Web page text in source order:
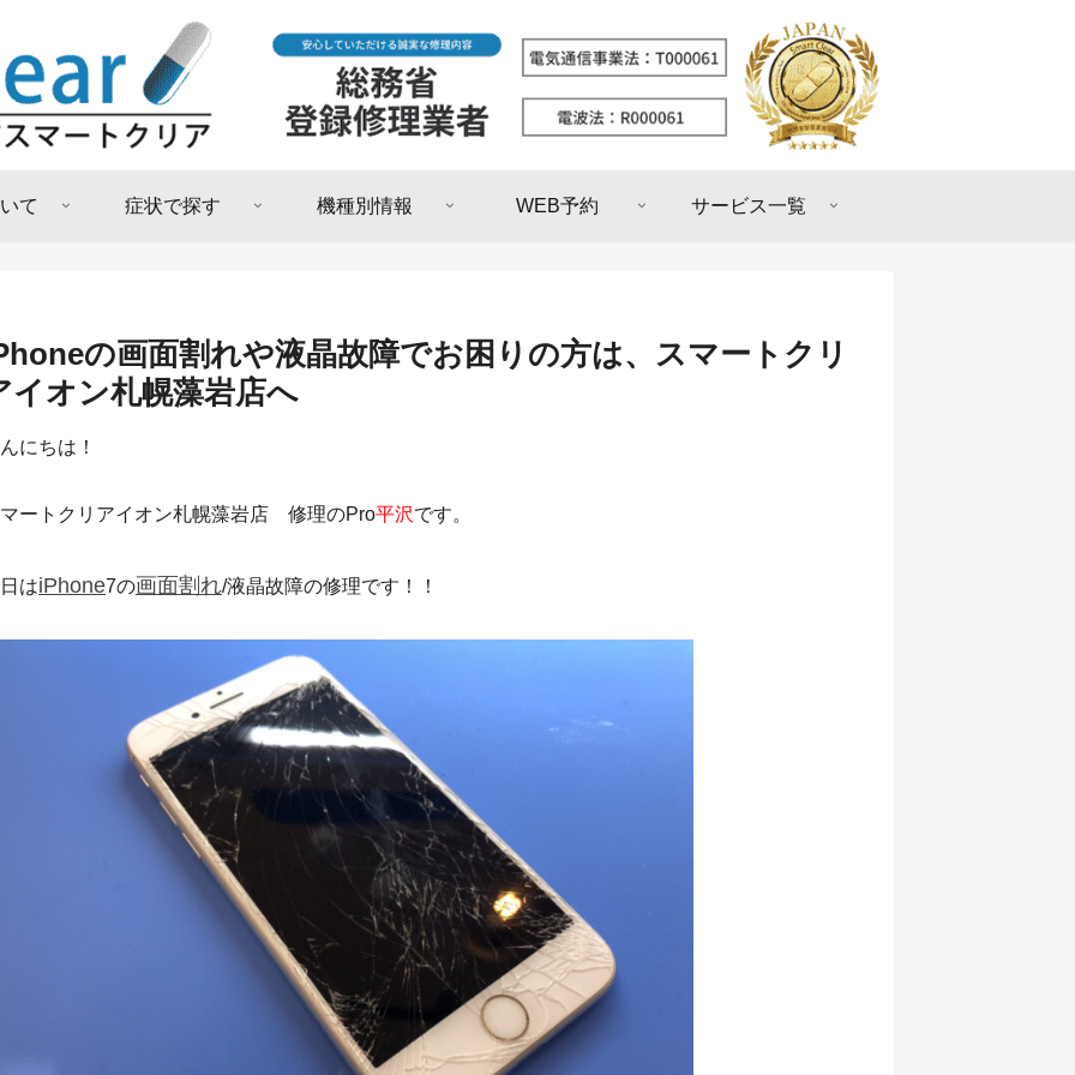
て 症状で探す 機種別情報 WEB予約 サービス一覧
の画面割れや液晶故障でお困りの方は、スマートクリ
イオン札幌藻岩店へ
にちは！
ートクリアイオン札幌藻岩店 修理のPro平沢です。
はiPhone7の画面割れ/液晶故障の修理です！！